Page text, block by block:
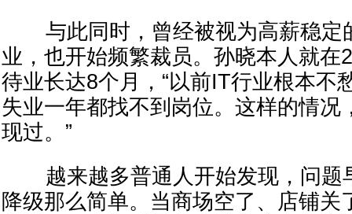
与此同时，曾经被视为高薪稳定
业，也开始频繁裁员。孙晓本人就在
待业长达8个月，“以前IT行业根本不
失业一年都找不到岗位。这样的情况
现过。”
越来越多普通人开始发现，问题
降级那么简单。当商场空了、店铺关